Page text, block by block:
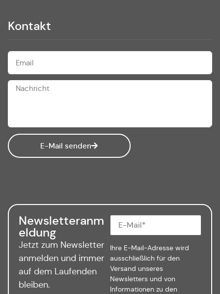
Kontakt
E-Mail senden
Newsletteranm
eldung
Jetzt zum Newsletter
anmelden und immer
auf dem Laufenden
bleiben.
Ihre E-Mail-Adresse wird
ausschließlich für den
Versand unseres
Newsletters und von
Informationen zu den